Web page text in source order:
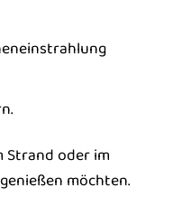
Strand oder im
möchten.